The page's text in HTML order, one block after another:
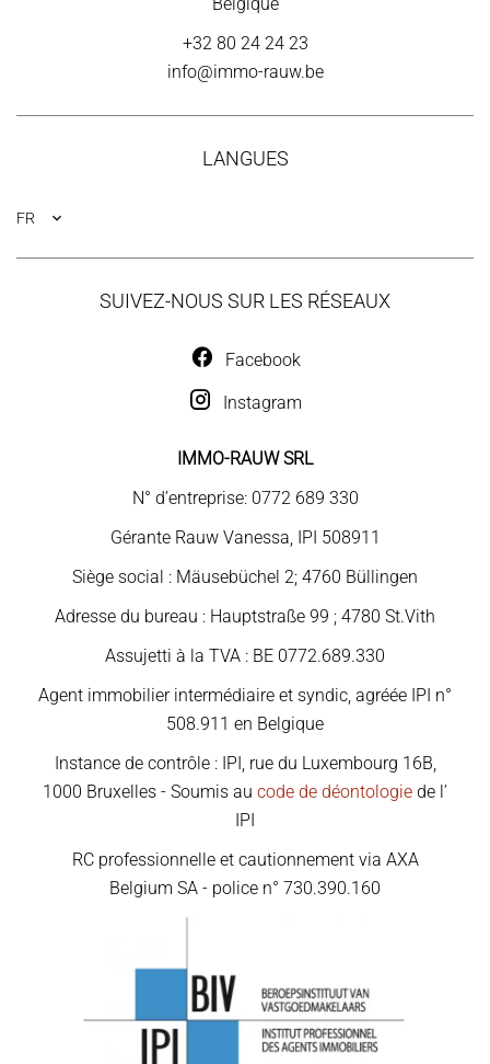
+32 80 24 24 23
info@immo-rauw.be
LANGUES
FR
SUIVEZ-NOUS SUR LES RÉSEAUX
Facebook
Instagram
IMMO-RAUW SRL
N° d’entreprise: 0772 689 330
Gérante Rauw Vanessa, IPI 508911
Siège social : Mäusebüchel 2; 4760 Büllingen
Adresse du bureau : Hauptstraße 99 ; 4780 St.Vith
Assujetti à la TVA : BE 0772.689.330
Agent immobilier intermédiaire et syndic, agréée IPI n°
508.911 en Belgique
Instance de contrôle : IPI, rue du Luxembourg 16B,
1000 Bruxelles - Soumis au code de déontologie de l’
IPI
RC professionnelle et cautionnement via AXA
Belgium SA - police n° 730.390.160